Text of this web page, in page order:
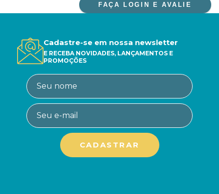
FAÇA LOGIN E AVALIE
Cadastre-se em nossa newsletter
E RECEBA NOVIDADES, LANÇAMENTOS E
PROMOÇÕES